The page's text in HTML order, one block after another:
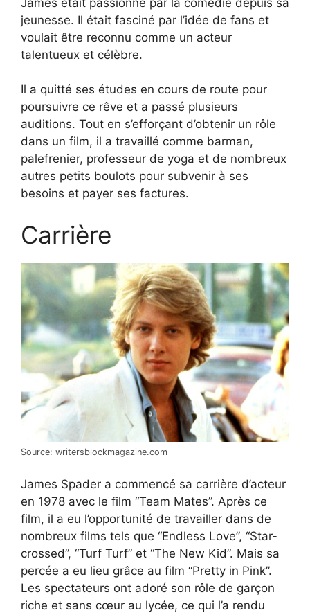
jeunesse. Il était fasciné par l’idée de fans et
voulait être reconnu comme un acteur
talentueux et célèbre.
Il a quitté ses études en cours de route pour
poursuivre ce rêve et a passé plusieurs
auditions. Tout en s’efforçant d’obtenir un rôle
dans un film, il a travaillé comme barman,
palefrenier, professeur de yoga et de nombreux
autres petits boulots pour subvenir à ses
besoins et payer ses factures.
Carrière
Source: writersblockmagazine.com
James Spader a commencé sa carrière d’acteur
en 1978 avec le film “Team Mates”. Après ce
film, il a eu l’opportunité de travailler dans de
nombreux films tels que “Endless Love”, “Star-
crossed”, “Turf Turf” et “The New Kid”. Mais sa
percée a eu lieu grâce au film “Pretty in Pink”.
Les spectateurs ont adoré son rôle de garçon
riche et sans cœur au lycée, ce qui l’a rendu